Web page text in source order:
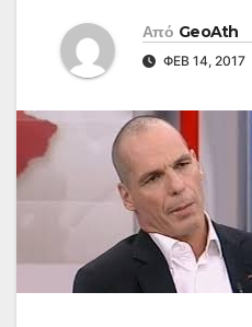
Από GeoAth
ΦΕΒ 14, 2017